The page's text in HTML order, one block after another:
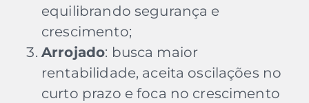
equilibrando segurança e
crescimento;
Arrojado: busca maior
rentabilidade, aceita oscilações no
curto prazo e foca no crescimento